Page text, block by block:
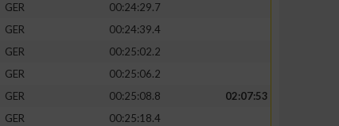
GER
00:24:29.7
GER
00:24:39.4
GER
00:25:02.2
GER
00:25:06.2
GER 00:25:08.8
02:07:53
GER
00:25:18.4